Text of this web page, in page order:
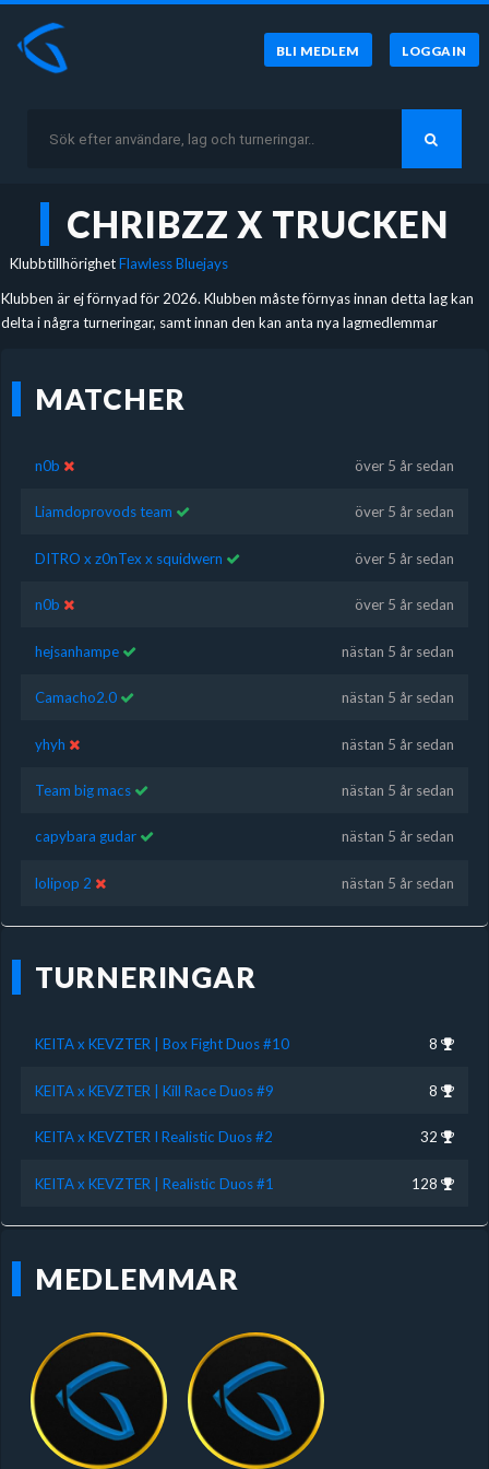
BLI MEDLEM LOGGA IN
CHRIBZZ X TRUCKEN
KlubbtillhörighetFlawless Bluejays
Klubben är ej förnyad för 2026. Klubben måste förnyas innan detta lag kan
delta i några turneringar, samt innan den kan anta nya lagmedlemmar
MATCHER
n0b över 5 år sedan
Liamdoprovods team över 5 år sedan
DITRO x z0nTex x squidwern över 5 år sedan
n0b över 5 år sedan
hejsanhampe nästan 5 år sedan
Camacho2.0 nästan 5 år sedan
yhyh nästan 5 år sedan
Team big macs nästan 5 år sedan
capybara gudar nästan 5 år sedan
lolipop 2 nästan 5 år sedan
TURNERINGAR
KEITA x KEVZTER | Box Fight Duos #10 8
KEITA x KEVZTER | Kill Race Duos #9 8
KEITA x KEVZTER I Realistic Duos #2 32
KEITA x KEVZTER | Realistic Duos #1 128
MEDLEMMAR